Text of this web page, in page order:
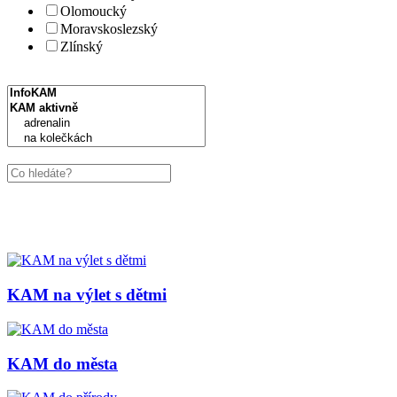
Olomoucký
Moravskoslezský
Zlínský
KAM na výlet s dětmi
KAM do města